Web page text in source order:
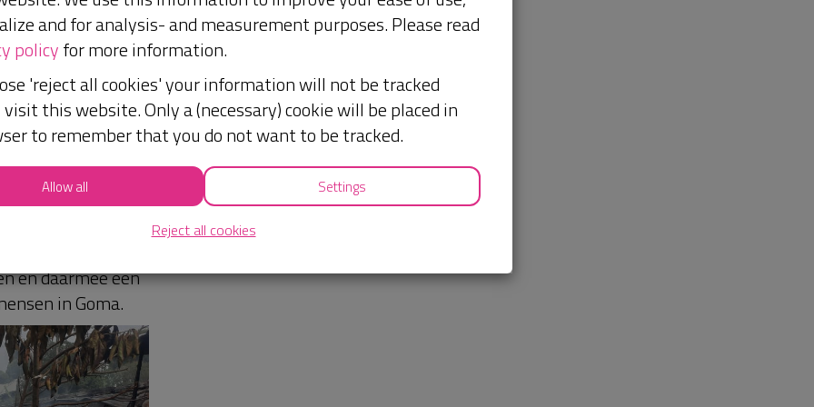
steun voor hun
en
gebeurde er iets
het net gebouwde
Een flinke
We hebben jouw
en daarmee een
in Goma.
and for analysis- and measurement purposes. Please read
policyfor more information.
'reject all cookies' your information will not be tracked
this website. Only a (necessary) cookie will be placed in
to remember that you do not want to be tracked.
Allow all Settings
Reject all cookies